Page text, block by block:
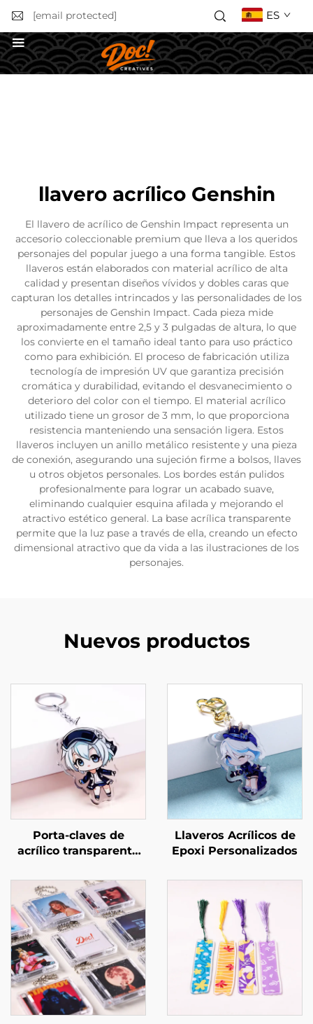
[email protected] ES
llavero acrílico Genshin
El llavero de acrílico de Genshin Impact representa un
accesorio coleccionable premium que lleva a los queridos
personajes del popular juego a una forma tangible. Estos
llaveros están elaborados con material acrílico de alta
calidad y presentan diseños vívidos y dobles caras que
capturan los detalles intrincados y las personalidades de los
personajes de Genshin Impact. Cada pieza mide
aproximadamente entre 2,5 y 3 pulgadas de altura, lo que
los convierte en el tamaño ideal tanto para uso práctico
como para exhibición. El proceso de fabricación utiliza
tecnología de impresión UV que garantiza precisión
cromática y durabilidad, evitando el desvanecimiento o
deterioro del color con el tiempo. El material acrílico
utilizado tiene un grosor de 3 mm, lo que proporciona
resistencia manteniendo una sensación ligera. Estos
llaveros incluyen un anillo metálico resistente y una pieza
de conexión, asegurando una sujeción firme a bolsos, llaves
u otros objetos personales. Los bordes están pulidos
profesionalmente para lograr un acabado suave,
eliminando cualquier esquina afilada y mejorando el
atractivo estético general. La base acrílica transparente
permite que la luz pase a través de ella, creando un efecto
dimensional atractivo que da vida a las ilustraciones de los
personajes.
Nuevos productos
Porta-claves de
acrílico transparente
Llaveros Acrílicos de
Epoxi Personalizados